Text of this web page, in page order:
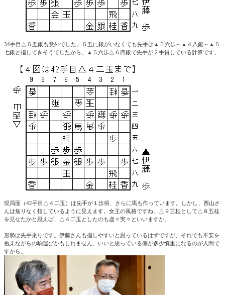
34手目△５五銀も意外でした。５五に銀がいなくても先手は▲５六歩～▲４八銀～▲５
七銀と指してきそうでしたから。▲５六歩△６四銀で先手が２手得している計算です。
現局面（42手目△４二玉）は先手が１歩得、さらに馬も作っています。しかし、西山さ
んは焦りなく指しているように見えます。女王の風格ですね。△９三桂として△８五桂
を見せたかと思えば、△４二玉としたのも虚々実々といいますか。
形勢は先手乗りです。伊藤さんも指しやすいと思っているはずですが、それでも不安を
抱えながらの駒運びかもしれません。いいと思っている側が多少慎重になるのが人間で
すから。